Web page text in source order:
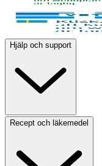
Hjälp och support
Recept och läkemedel